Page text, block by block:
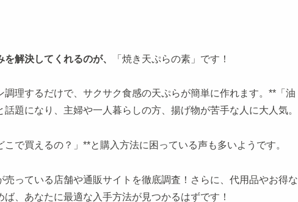
を解決してくれるのが、 「焼き天ぷらの素」です！
理するだけで、サクサク食感の天ぷらが簡単に作れます。**「油
題になり、主婦や一人暮らしの方、揚げ物が苦手な人に大人気。
で買えるの？」**と購入方法に困っている声も多いようです。
っている店舗や通販サイトを徹底調査！さらに、代用品やお得な
、あなたに最適な入手方法が見つかるはずです！